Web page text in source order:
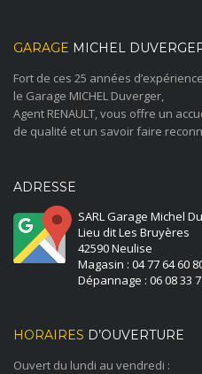
GARAGE MICHEL
Fort de ces 25 années
le Garage MICHEL Duverger,
Agent RENAULT, vous offre un
de qualité et un savoir faire
ADRESSE
SARL Garage Michel
Lieu dit Les Bruyères
42590 Neulise
Magasin : 04 77 64 60
Dépannage : 06 08 33
HORAIRES D’OUVERTURE
Ouvert du lundi au vendredi :